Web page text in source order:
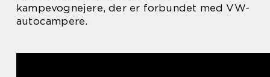
kampevognejere, der er forbundet med VW-
autocampere.